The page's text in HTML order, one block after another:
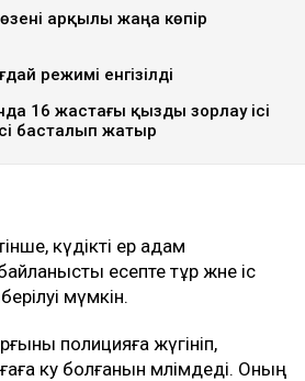
арқылы жаңа көпір
режимі енгізілді
16 жастағы қызды зорлау ісі
басталып жатыр
күдікті ер адам
есепте тұр және іс
мүмкін.
полицияға жүгініп,
куә болғанын мәлімдеді. Оның